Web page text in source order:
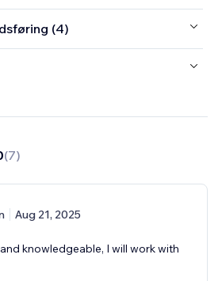
(4)
(7)
Aug 21, 2025
knowledgeable, I will work with